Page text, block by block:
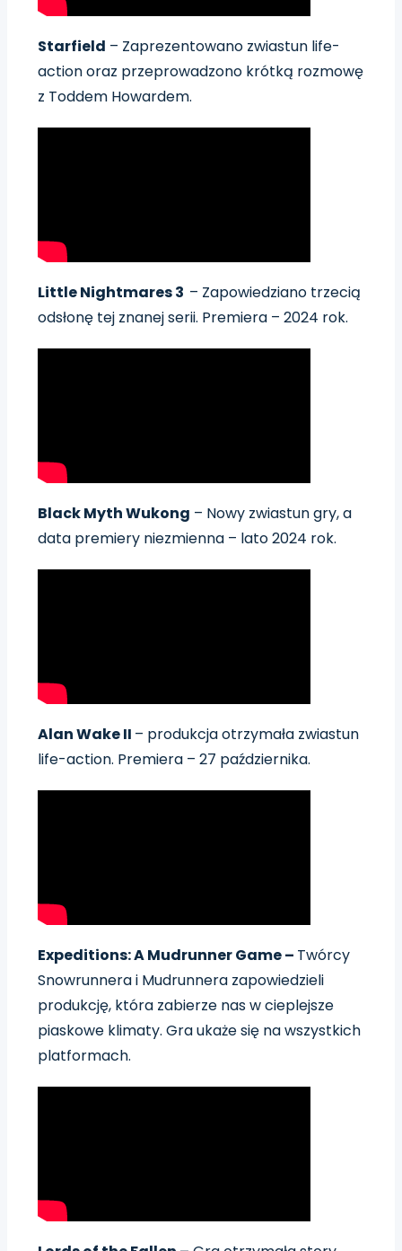
Starfield – Zaprezentowano zwiastun life-
action oraz przeprowadzono krótką rozmowę
z Toddem Howardem.
Little Nightmares 3 – Zapowiedziano trzecią
odsłonę tej znanej serii. Premiera – 2024 rok.
Black Myth Wukong – Nowy zwiastun gry, a
data premiery niezmienna – lato 2024 rok.
Alan Wake II – produkcja otrzymała zwiastun
life-action. Premiera – 27 października.
Expeditions: A Mudrunner Game – Twórcy
Snowrunnera i Mudrunnera zapowiedzieli
produkcję, która zabierze nas w cieplejsze
piaskowe klimaty. Gra ukaże się na wszystkich
platformach.